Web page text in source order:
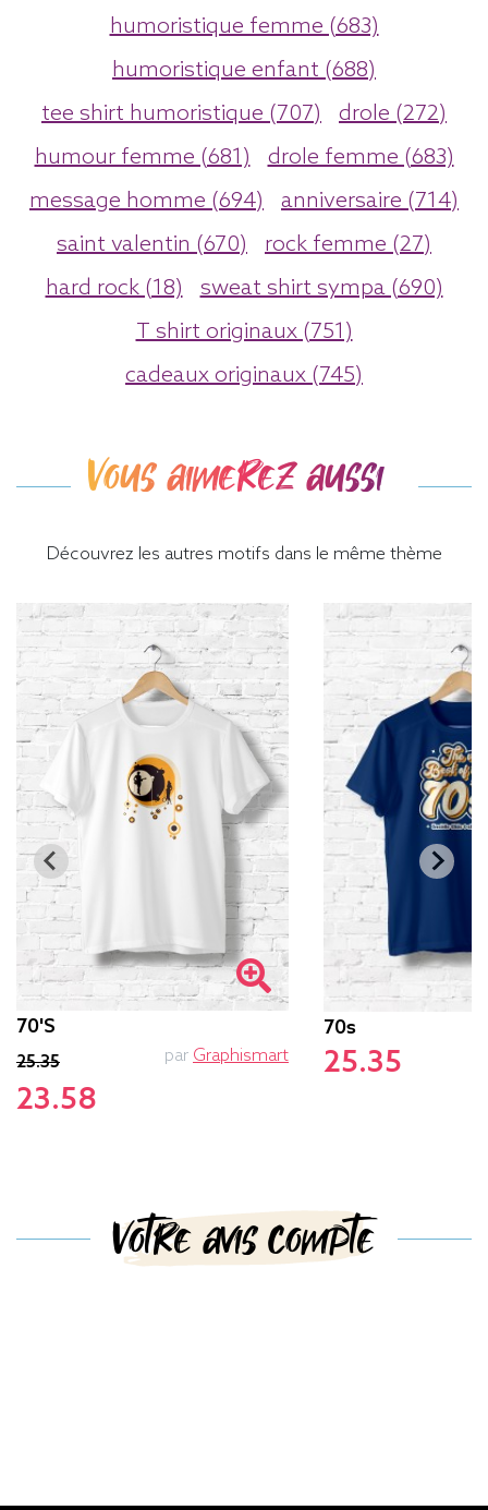
humoristique femme (683)
humoristique enfant (688)
tee shirt humoristique (707)
drole (272)
humour femme (681)
drole femme (683)
message homme (694)
anniversaire (714)
saint valentin (670)
rock femme (27)
hard rock (18)
sweat shirt sympa (690)
T shirt originaux (751)
cadeaux originaux (745)
Vous aimerez aussi
Découvrez les autres motifs dans le même thème
70's
25.35
23.58
par Graphismart
70s
25.35
Votre avis compte